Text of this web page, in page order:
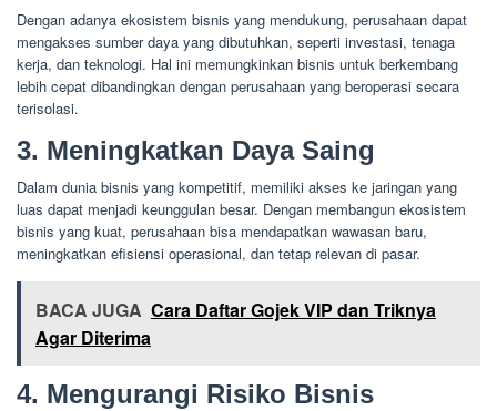
Dengan adanya ekosistem bisnis yang mendukung, perusahaan dapat
mengakses sumber daya yang dibutuhkan, seperti investasi, tenaga
kerja, dan teknologi. Hal ini memungkinkan bisnis untuk berkembang
lebih cepat dibandingkan dengan perusahaan yang beroperasi secara
terisolasi.
3. Meningkatkan Daya Saing
Dalam dunia bisnis yang kompetitif, memiliki akses ke jaringan yang
luas dapat menjadi keunggulan besar. Dengan membangun ekosistem
bisnis yang kuat, perusahaan bisa mendapatkan wawasan baru,
meningkatkan efisiensi operasional, dan tetap relevan di pasar.
BACA JUGA Cara Daftar Gojek VIP dan Triknya
Agar Diterima
4. Mengurangi Risiko Bisnis